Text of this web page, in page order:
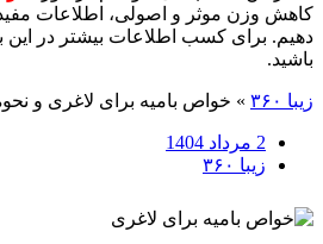
کاهش وزن موثر و اصولی، اطلاعات
دهیم. برای کسب اطلاعات بیشتر در این
باشید.
زیبا ۳۶۰ » خواص بامیه برای لاغری و
2 مرداد 1404
زیبا ۳۶۰